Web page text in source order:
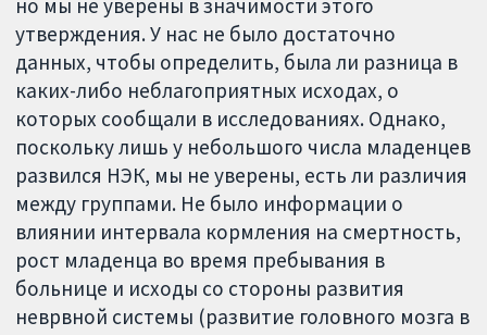
но мы не уверены в значимости этого
утверждения. У нас не было достаточно
данных, чтобы определить, была ли разница в
каких-либо неблагоприятных исходах, о
которых сообщали в исследованиях. Однако,
поскольку лишь у небольшого числа младенцев
развился НЭК, мы не уверены, есть ли различия
между группами. Не было информации о
влиянии интервала кормления на смертность,
рост младенца во время пребывания в
больнице и исходы со стороны развития
неврвной системы (развитие головного мозга в